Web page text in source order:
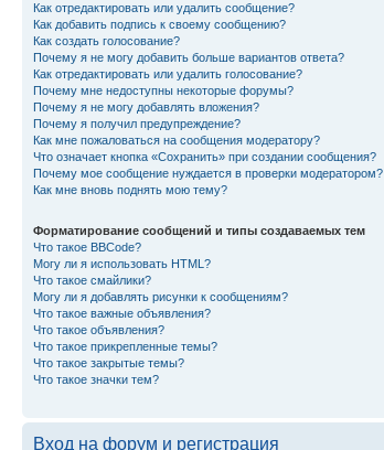
Как отредактировать или удалить сообщение?
Как добавить подпись к своему сообщению?
Как создать голосование?
Почему я не могу добавить больше вариантов ответа?
Как отредактировать или удалить голосование?
Почему мне недоступны некоторые форумы?
Почему я не могу добавлять вложения?
Почему я получил предупреждение?
Как мне пожаловаться на сообщения модератору?
Что означает кнопка «Сохранить» при создании сообщения?
Почему мое сообщение нуждается в проверки модератором?
Как мне вновь поднять мою тему?
Форматирование сообщений и типы создаваемых тем
Что такое BBCode?
Могу ли я использовать HTML?
Что такое смайлики?
Могу ли я добавлять рисунки к сообщениям?
Что такое важные объявления?
Что такое объявления?
Что такое прикрепленные темы?
Что такое закрытые темы?
Что такое значки тем?
Вход на форум и регистрация